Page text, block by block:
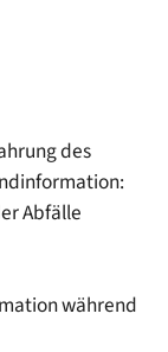
des
Abfälle
während